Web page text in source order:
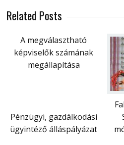
Related Posts
A megválasztható
képviselők számának
megállapítása
Pénzügyi, gazdálkodási
ügyintéző álláspályázat